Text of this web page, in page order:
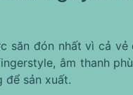
săn đón nhất vì cả
âm thanh
để sản xuất.